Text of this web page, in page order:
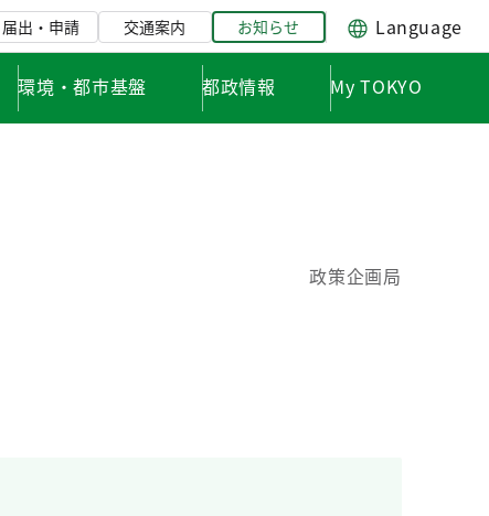
届出・申請 交通案内 お知らせ Language
環境・都市基盤 都政情報 My TOKYO
政策企画局